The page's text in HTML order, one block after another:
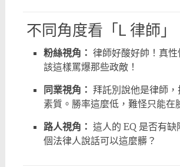
不同角度看「L 律師」
粉絲視角： 律師好酸好帥！真
該這樣罵爆那些政敵！
同業視角： 拜託別說他是律師
素質。勝率這麼低，難怪只能在
路人視角： 這人的 EQ 是否有
個法律人說話可以這麼髒？